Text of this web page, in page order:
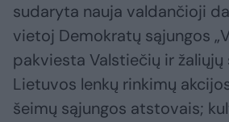
sudaryta nauja valdančioji
vietoj Demokratų sąjungos
pakviesta Valstiečių ir žaliųjų
Lietuvos lenkų rinkimų
šeimų sąjungos atstovais;